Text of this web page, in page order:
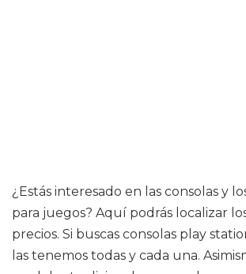
¿Estás interesado en las consolas y
para juegos? Aquí podrás localizar
precios. Si buscas consolas play
las tenemos todas y cada una.